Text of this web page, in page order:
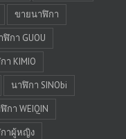
ขายนาฬิกา
ฬิกา GUOU
า KIMIO
นาฬิกา SINObi
กา WEIQIN
าผู้หญิง